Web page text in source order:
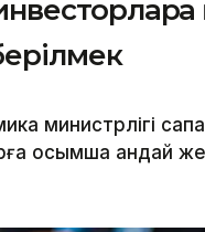
министрлігі
қосымша қандай